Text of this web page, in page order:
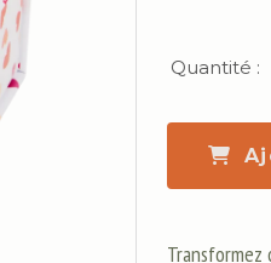
Quantité :
Transformez